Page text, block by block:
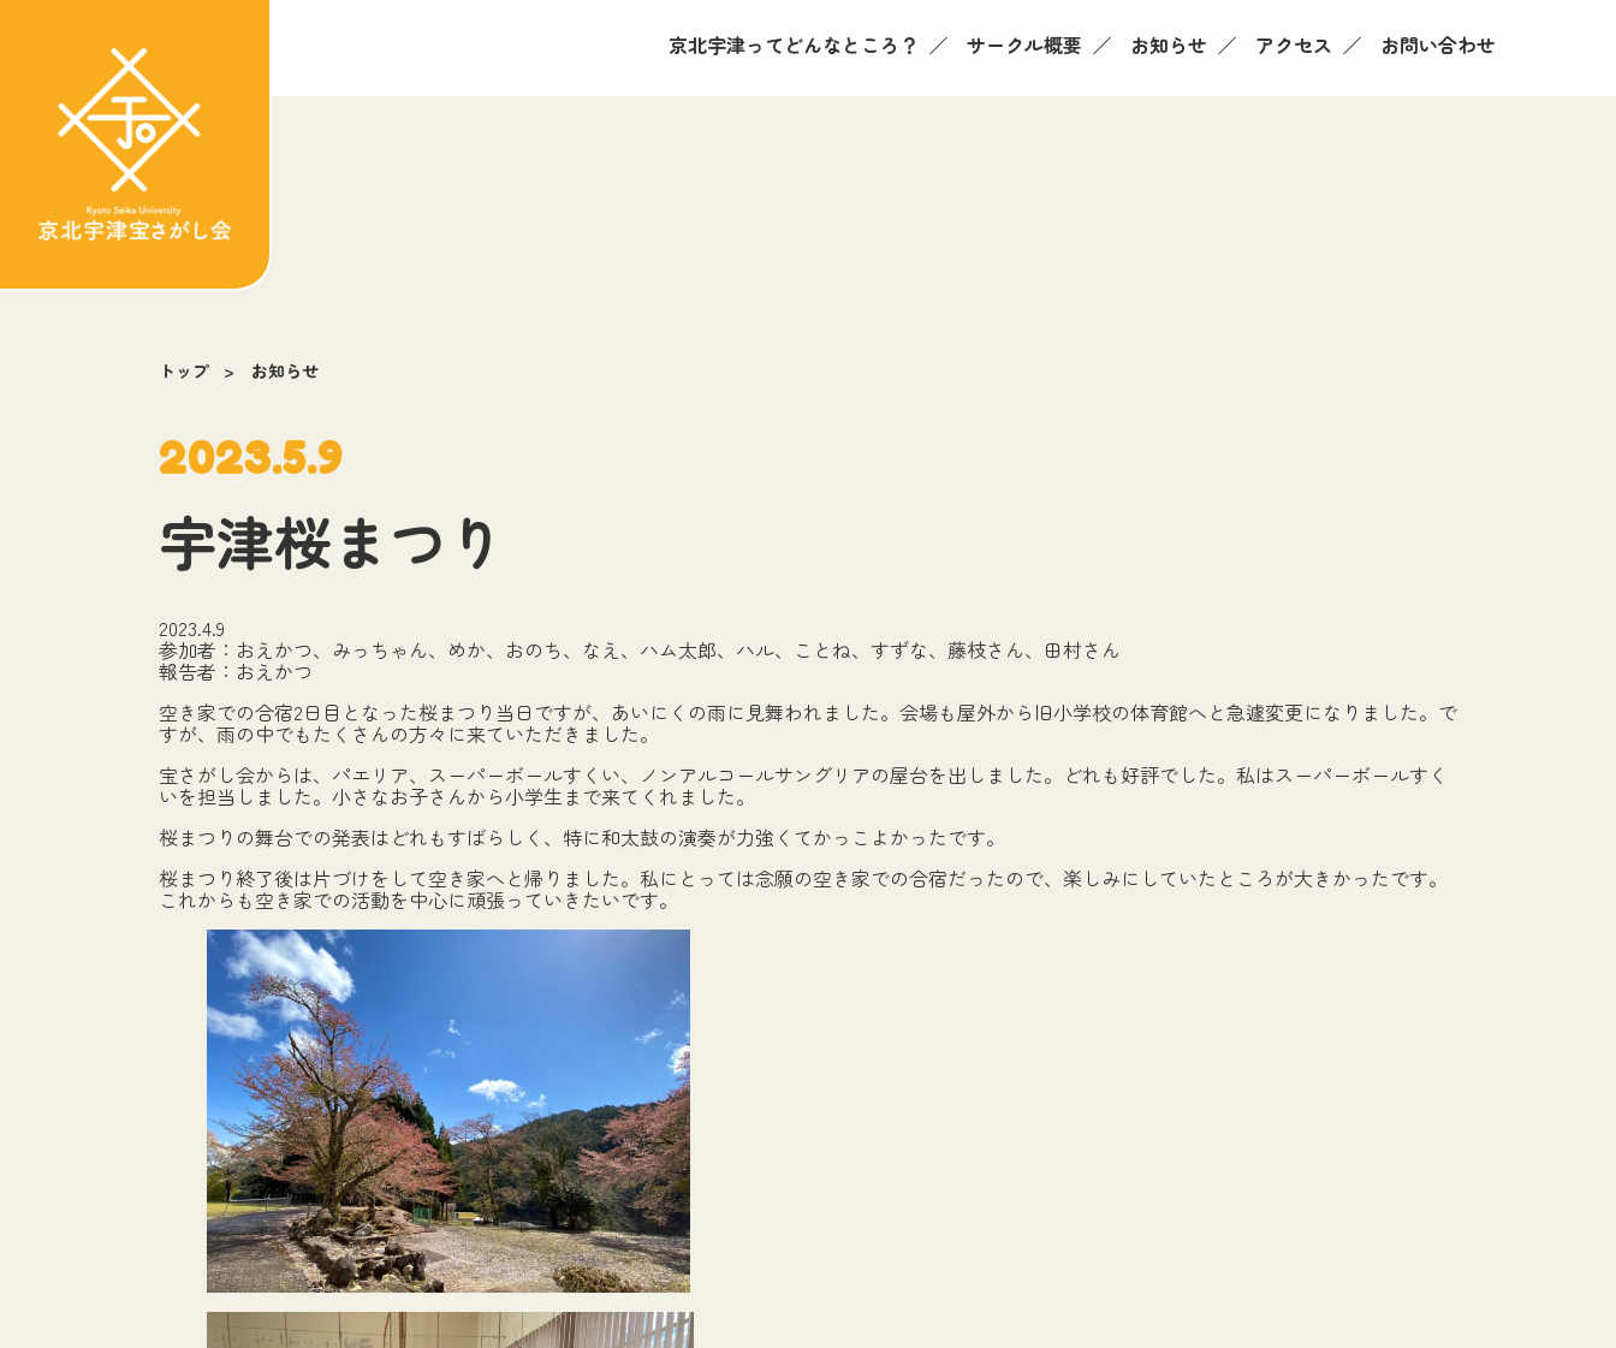
京北宇津ってどんなところ？ サークル概要 お知らせ アクセス お問い合わせ
トップ お知らせ
2023.5.9
宇津桜まつり
2023.4.9
参加者：おえかつ、みっちゃん、めか、おのち、なえ、ハム太郎、ハル、ことね、すずな、藤枝さん、田村さん
報告者：おえかつ
空き家での合宿2日目となった桜まつり当日ですが、あいにくの雨に見舞われました。会場も屋外から旧小学校の体育館へと急遽変更になりました。で
すが、雨の中でもたくさんの方々に来ていただきました。
宝さがし会からは、パエリア、スーパーボールすくい、ノンアルコールサングリアの屋台を出しました。どれも好評でした。私はスーパーボールすく
いを担当しました。小さなお子さんから小学生まで来てくれました。
桜まつりの舞台での発表はどれもすばらしく、特に和太鼓の演奏が力強くてかっこよかったです。
桜まつり終了後は片づけをして空き家へと帰りました。私にとっては念願の空き家での合宿だったので、楽しみにしていたところが大きかったです。
これからも空き家での活動を中心に頑張っていきたいです。